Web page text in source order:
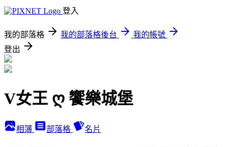
登入
我的部落格 我的部落格後台
我的帳號
登出
V女王 ღ 饗樂城堡
相簿 部落格 名片